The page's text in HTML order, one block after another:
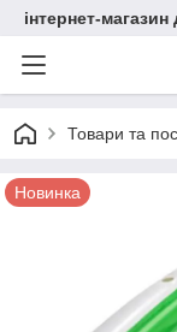
інтернет-
Товари та
Новинка